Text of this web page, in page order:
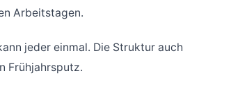
Arbeitstagen.
jeder einmal. Die Struktur auch
Frühjahrsputz.